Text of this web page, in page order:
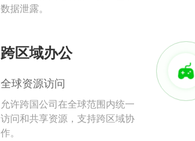
数据泄露。
跨区域办公
全球资源访问
允许跨国公司在全球范围内统一
访问和共享资源，支持跨区域协
作。